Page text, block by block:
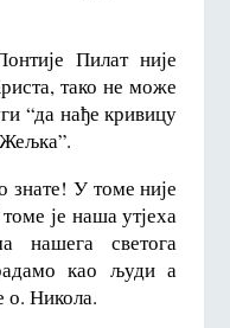
Пилат није
тако не може
“да нађе кривицу
знате! У томе није
је наша утјеха
нашега светога
као људи а
о. Никола.